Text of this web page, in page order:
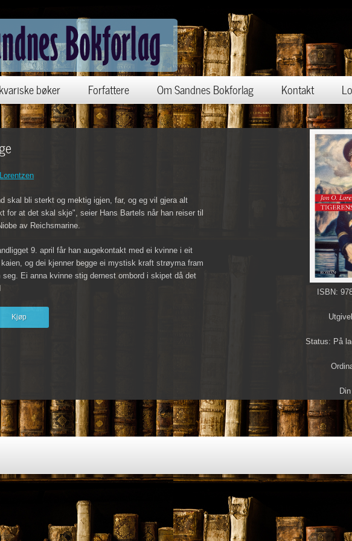
bøker Forfattere Om Sandnes Bokforlag Kontakt
ISBN:
Status: På
skal bli sterkt og mektig igjen, far, og eg vil gjera alt
for at det skal skje", seier Hans Bartels når han reiser til
av Reichsmarine.
9. april får han augekontakt med ei kvinne i eit
og dei kjenner begge ei mystisk kraft strøyma fram
seg. Ei anna kvinne stig dernest ombord i skipet då det
Kjøp